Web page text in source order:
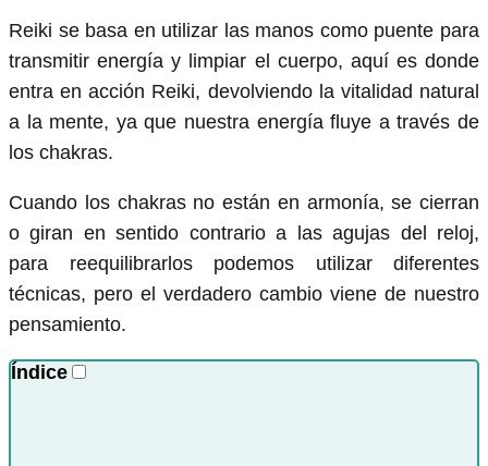
Reiki se basa en utilizar las manos como puente para
transmitir energía y limpiar el cuerpo, aquí es donde
entra en acción Reiki, devolviendo la vitalidad natural
a la mente, ya que nuestra energía fluye a través de
los chakras.
Cuando los chakras no están en armonía, se cierran
o giran en sentido contrario a las agujas del reloj,
para reequilibrarlos podemos utilizar diferentes
técnicas, pero el verdadero cambio viene de nuestro
pensamiento.
Índice